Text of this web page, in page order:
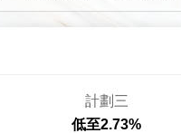
計劃三
低至2.73%